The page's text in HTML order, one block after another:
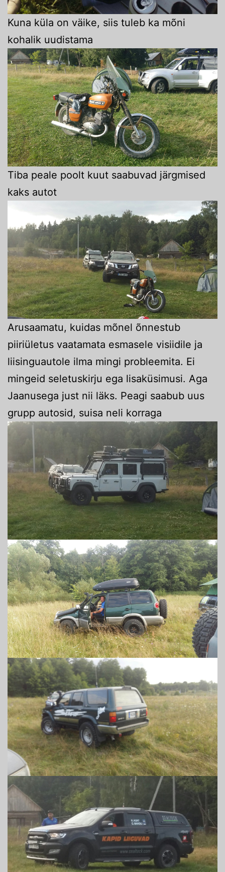
Kuna küla on väike, siis tuleb ka mõni
kohalik uudistama
Tiba peale poolt kuut saabuvad järgmised
kaks autot
Arusaamatu, kuidas mõnel õnnestub
piiriületus vaatamata esmasele visiidile ja
liisinguautole ilma mingi probleemita. Ei
mingeid seletuskirju ega lisaküsimusi. Aga
Jaanusega just nii läks. Peagi saabub uus
grupp autosid, suisa neli korraga